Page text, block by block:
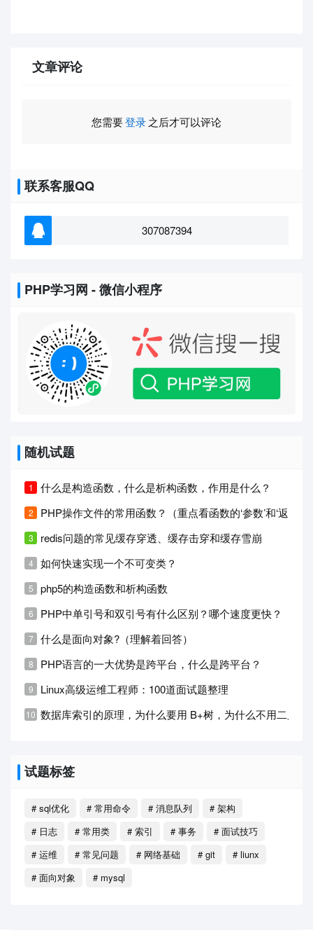
文章评论
您需要登录之后才可以评论
联系客服QQ
307087394
PHP学习网 - 微信小程序
随机试题
什么是构造函数，什么是析构函数，作用是什么？
PHP操作文件的常用函数？（重点看函数的‘参数’和‘返回值
redis问题的常见缓存穿透、缓存击穿和缓存雪崩
如何快速实现一个不可变类？
php5的构造函数和析构函数
PHP中单引号和双引号有什么区别？哪个速度更快？
什么是面向对象?（理解着回答）
PHP语言的一大优势是跨平台，什么是跨平台？
Linux高级运维工程师：100道面试题整理
数据库索引的原理，为什么要用 B+树，为什么不用二叉树
试题标签
# sql优化 # 常用命令 # 消息队列
# 架构
# 日志
# 常用类 # 索引 # 事务
# 面试技巧
# 运维
# 常见问题 # 网络基础 # git
# liunx
# 面向对象
# mysql